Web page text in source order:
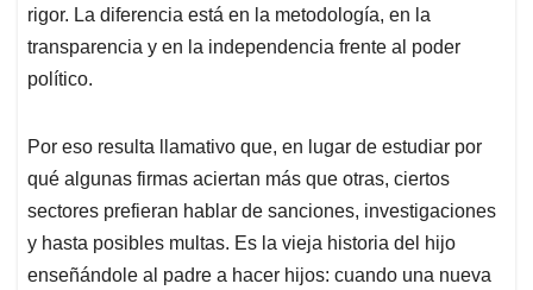
rigor. La diferencia está en la metodología, en la
transparencia y en la independencia frente al poder
político.
Por eso resulta llamativo que, en lugar de estudiar por
qué algunas firmas aciertan más que otras, ciertos
sectores prefieran hablar de sanciones, investigaciones
y hasta posibles multas. Es la vieja historia del hijo
enseñándole al padre a hacer hijos: cuando una nueva